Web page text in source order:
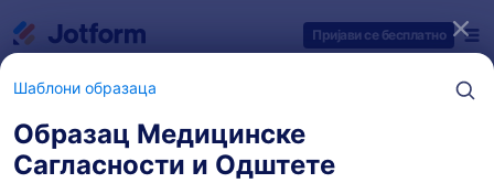
Пријави се бесплатно
Шаблони образаца
Образац Медицинске
Сагласности и Одштете
Категорије шаблона образаца